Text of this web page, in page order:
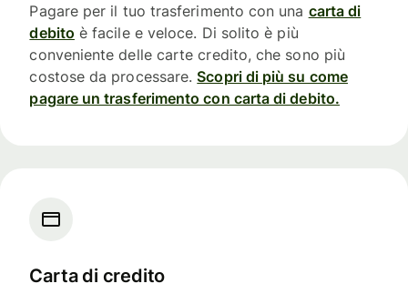
Pagare per il tuo trasferimento con una carta di
debito è facile e veloce. Di solito è più
conveniente delle carte credito, che sono più
costose da processare.Scopri di più su come
pagare un trasferimento con carta di debito.
Carta di credito